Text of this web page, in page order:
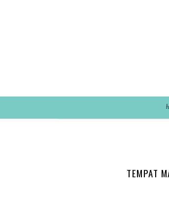
TEMPAT